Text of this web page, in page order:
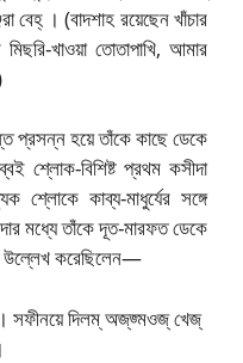
বেহ্ ।(বাদশাহ রয়েছেন খাঁচার
খাওয়া তোতাপাখি, আমার
প্রসন্ন হয়ে তাঁকে কাছে ডেকে
শ্লোক-বিশিষ্ট প্রথম কসীদা
কাব্য-মাধুর্যের সঙ্গে
মধ্যে তাঁকে দূত-মারফত ডেকে
উল্লেখ করেছিলেন—
সফীনয়ে দিলম্ অজ্‌জ্মওজ্‌ খেজ্